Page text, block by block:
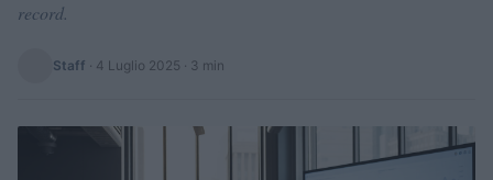
record.
Staff · 4 Luglio 2025 · 3 min